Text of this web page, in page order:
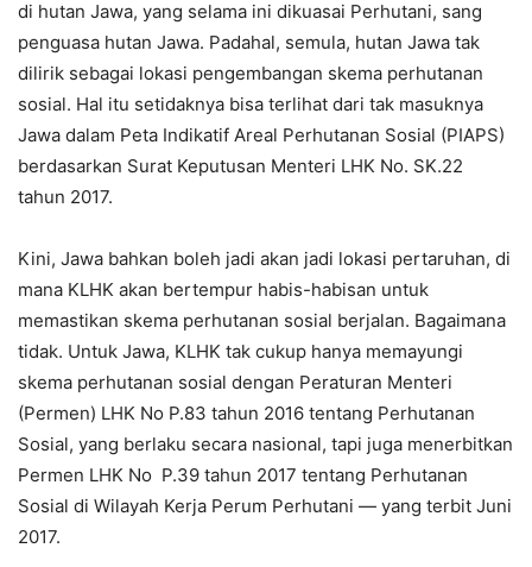
di hutan Jawa, yang selama ini dikuasai Perhutani, sang
penguasa hutan Jawa. Padahal, semula, hutan Jawa tak
dilirik sebagai lokasi pengembangan skema perhutanan
sosial. Hal itu setidaknya bisa terlihat dari tak masuknya
Jawa dalam Peta Indikatif Areal Perhutanan Sosial (PIAPS)
berdasarkan Surat Keputusan Menteri LHK No. SK.22
tahun 2017.
Kini, Jawa bahkan boleh jadi akan jadi lokasi pertaruhan, di
mana KLHK akan bertempur habis-habisan untuk
memastikan skema perhutanan sosial berjalan. Bagaimana
tidak. Untuk Jawa, KLHK tak cukup hanya memayungi
skema perhutanan sosial dengan Peraturan Menteri
(Permen) LHK No P.83 tahun 2016 tentang Perhutanan
Sosial, yang berlaku secara nasional, tapi juga menerbitkan
Permen LHK No P.39 tahun 2017 tentang Perhutanan
Sosial di Wilayah Kerja Perum Perhutani — yang terbit Juni
2017.